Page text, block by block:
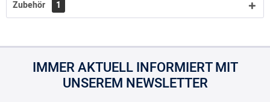
Zubehör 1
IMMER AKTUELL INFORMIERT MIT
UNSEREM NEWSLETTER